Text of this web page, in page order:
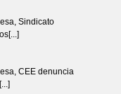
Sindicato
CEE denuncia